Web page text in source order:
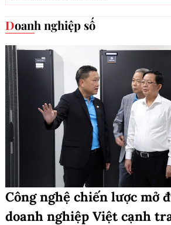
Doanh nghiệp số
Công nghệ chiến lược mở
doanh nghiệp Việt cạnh